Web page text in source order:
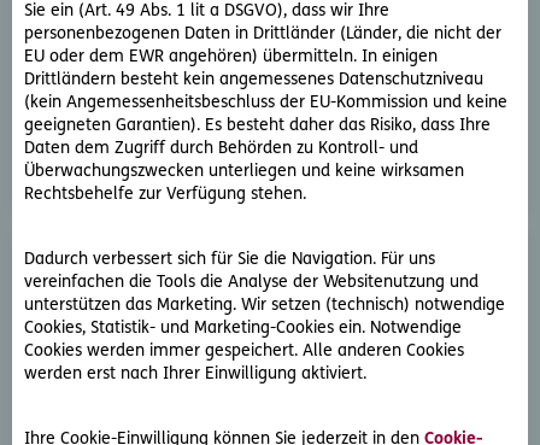
Sie ein (Art. 49 Abs. 1 lit a DSGVO), dass wir Ihre
personenbezogenen Daten in Drittländer (Länder, die nicht der
EU oder dem EWR angehören) übermitteln. In einigen
Drittländern besteht kein angemessenes Datenschutzniveau
(kein Angemessenheitsbeschluss der EU-Kommission und keine
geeigneten Garantien). Es besteht daher das Risiko, dass Ihre
Daten dem Zugriff durch Behörden zu Kontroll- und
Überwachungszwecken unterliegen und keine wirksamen
Rechtsbehelfe zur Verfügung stehen.
Dadurch verbessert sich für Sie die Navigation. Für uns
vereinfachen die Tools die Analyse der Websitenutzung und
unterstützen das Marketing. Wir setzen (technisch) notwendige
Cookies, Statistik- und Marketing-Cookies ein. Notwendige
Cookies werden immer gespeichert. Alle anderen Cookies
werden erst nach Ihrer Einwilligung aktiviert.
Ihre Cookie-Einwilligung können Sie jederzeit in den Cookie-
Sie haben ein rechtliche Frage? Unsere Rechtsexperten
beantworten diese gerne und schnell.
Rechtsfrage stellen
Sie benötigen ein Schreiben an die gegnerische Partei